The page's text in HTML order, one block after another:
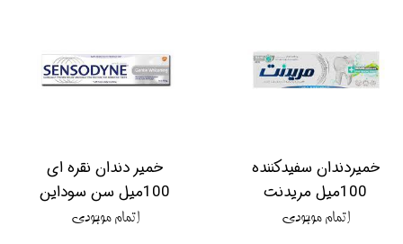
خمیردندان سفیدکننده
100میل مریدنت
اتمام موجودی
خمیر دندان نقره ای
100میل سن سوداین
اتمام موجودی